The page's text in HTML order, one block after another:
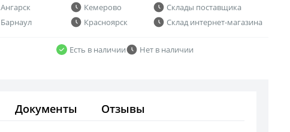
Ангарск
Барнаул
Кемерово
Красноярск
Склады поставщика
Склад интернет-магазина
Есть в наличии
Нет в наличии
Документы Отзывы